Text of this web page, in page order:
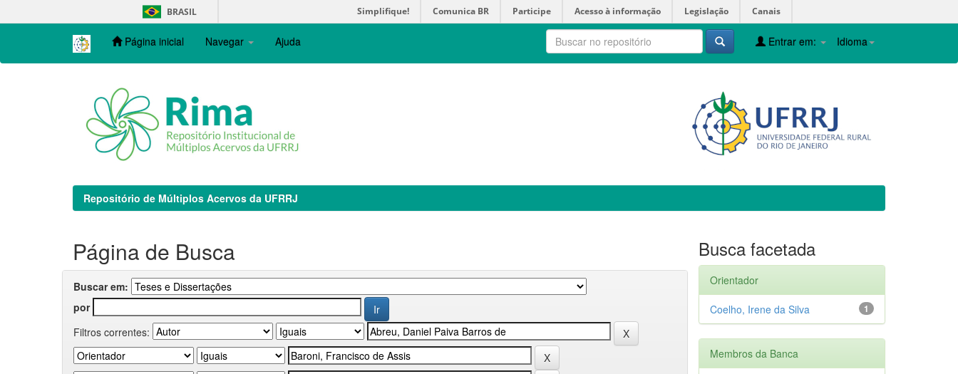
navigation
BRASIL Simplifique! Comunica BR Participe Acesso à informação Legislação Canais
Página inicial Navegar Ajuda Idioma
Entrar em:
Repositório de Múltiplos Acervos da UFRRJ
Página de Busca
Buscar em:
por
Filtros correntes:
Busca facetada
Orientador
1
Coelho, Irene da Silva
Membros da Banca